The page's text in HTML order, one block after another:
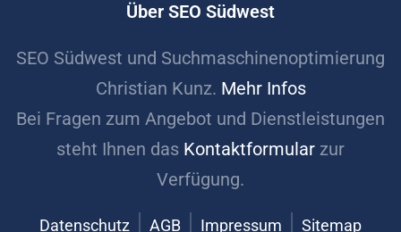
Über SEO Südwest
SEO Südwest und Suchmaschinenoptimierung
Christian Kunz. Mehr Infos
Bei Fragen zum Angebot und Dienstleistungen
steht Ihnen das Kontaktformular zur
Verfügung.
Datenschutz AGB Impressum Sitemap